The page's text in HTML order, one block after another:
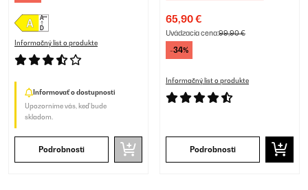
Informačný list o produkte
Informovať o dostupnosti
Upozorníme vás, keď bude
skladom.
Podrobnosti
65,90 €
Uvádzacia cena:99,90 €
-34%
Informačný list o produkte
Podrobnosti